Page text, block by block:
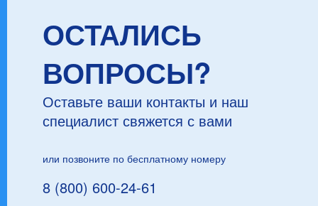
ОСТАЛИСЬ
ВОПРОСЫ?
Оставьте ваши контакты и наш
специалист свяжется с вами
или позвоните по бесплатному номеру
8 (800) 600-24-61